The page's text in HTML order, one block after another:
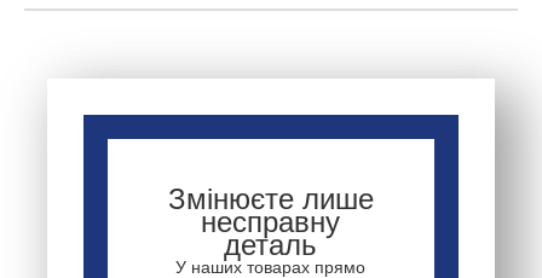
Змінюєте лише
несправну
деталь
У наших товарах прямо